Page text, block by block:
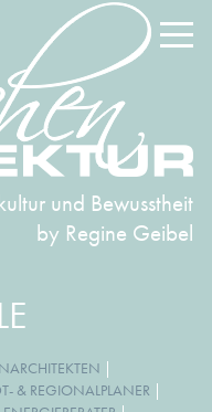
und Bewusstheit
by Regine Geibel
|
& REGIONALPLANER |